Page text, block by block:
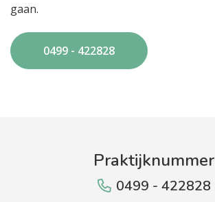
gaan.
0499 - 422828
Praktijknummer
0499 - 422828